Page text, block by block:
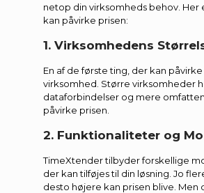
netop din virksomheds behov.
kan påvirke prisen:
1. Virksomhedens
En af de første ting, der kan
virksomhed. Større virksomheder
dataforbindelser og mere
påvirke prisen.
2. Funktionaliteter og
TimeXtender tilbyder forskellige
der kan tilføjes til din løsning. Jo
desto højere kan prisen blive.